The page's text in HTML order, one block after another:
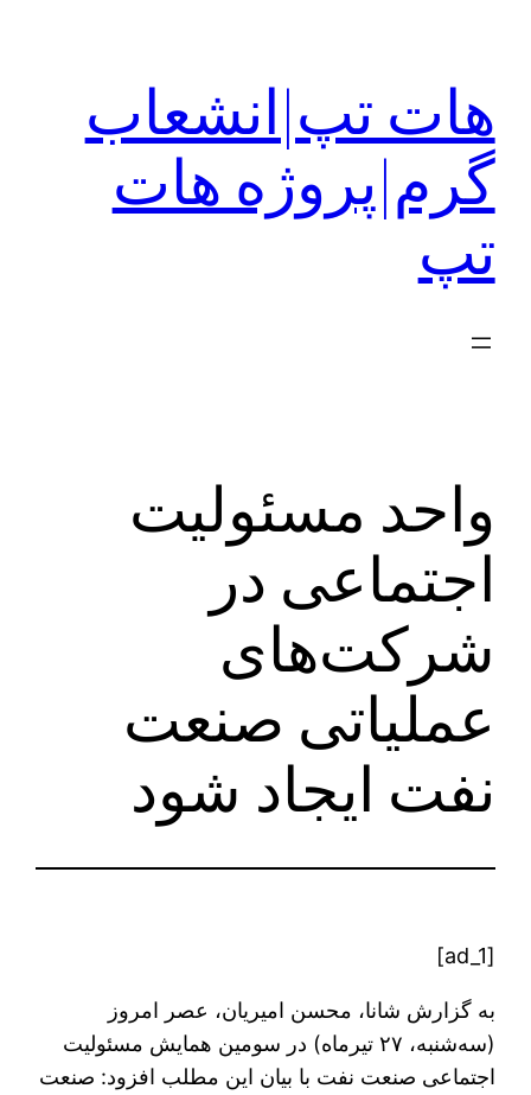
هات تپ|انشعاب
گرم|پروژه هات
تپ
واحد مسئولیت
اجتماعی در
شرکت‌های
عملیاتی صنعت
نفت ایجاد شود
[ad_1]
به گزارش شانا، محسن امیریان، عصر امروز
(سه‌شنبه، ۲۷ تیرماه) در سومین همایش مسئولیت
اجتماعی صنعت نفت با بیان این مطلب افزود: صنعت